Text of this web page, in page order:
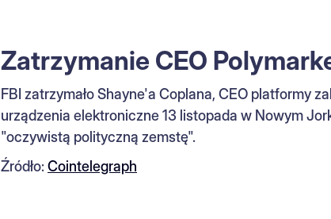
Zatrzymanie CEO
FBI zatrzymało Shayne'a Coplana, CEO platformy
urządzenia elektroniczne 13 listopada w Nowym
"oczywistą polityczną zemstę".
Źródło:Cointelegraph